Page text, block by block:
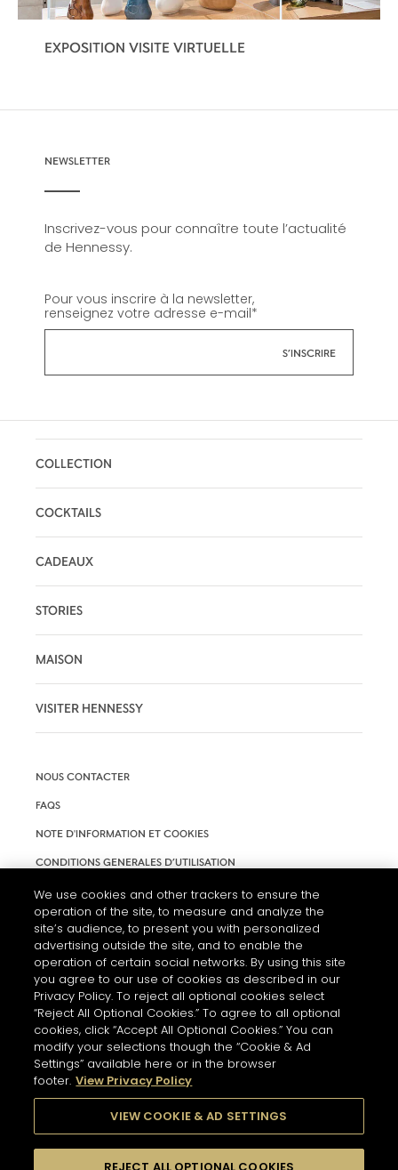
EXPOSITION VISITE VIRTUELLE
NEWSLETTER
Inscrivez-vous pour connaître toute l’actualité
de Hennessy.
Pour vous inscrire à la newsletter,
renseignez votre adresse e-mail*
COLLECTION
COCKTAILS
CADEAUX
STORIES
MAISON
VISITER HENNESSY
NOUS CONTACTER
FAQS
NOTE D'INFORMATION ET COOKIES
CONDITIONS GENERALES D’UTILISATION
ACCESSIBILITÉ
PARAMÈTRES DES COOKIES
CONSOMMER AVEC MODÉRATION.
We use cookies and other trackers to ensure the
operation of the site, to measure and analyze the
site’s audience, to present you with personalized
advertising outside the site, and to enable the
operation of certain social networks. By using this site
you agree to our use of cookies as described in our
Privacy Policy. To reject all optional cookies select
“Reject All Optional Cookies.” To agree to all optional
cookies, click “Accept All Optional Cookies.” You can
modify your selections though the “Cookie & Ad
Settings” available here or in the browser
footer. View Privacy Policy
VIEW COOKIE & AD SETTINGS